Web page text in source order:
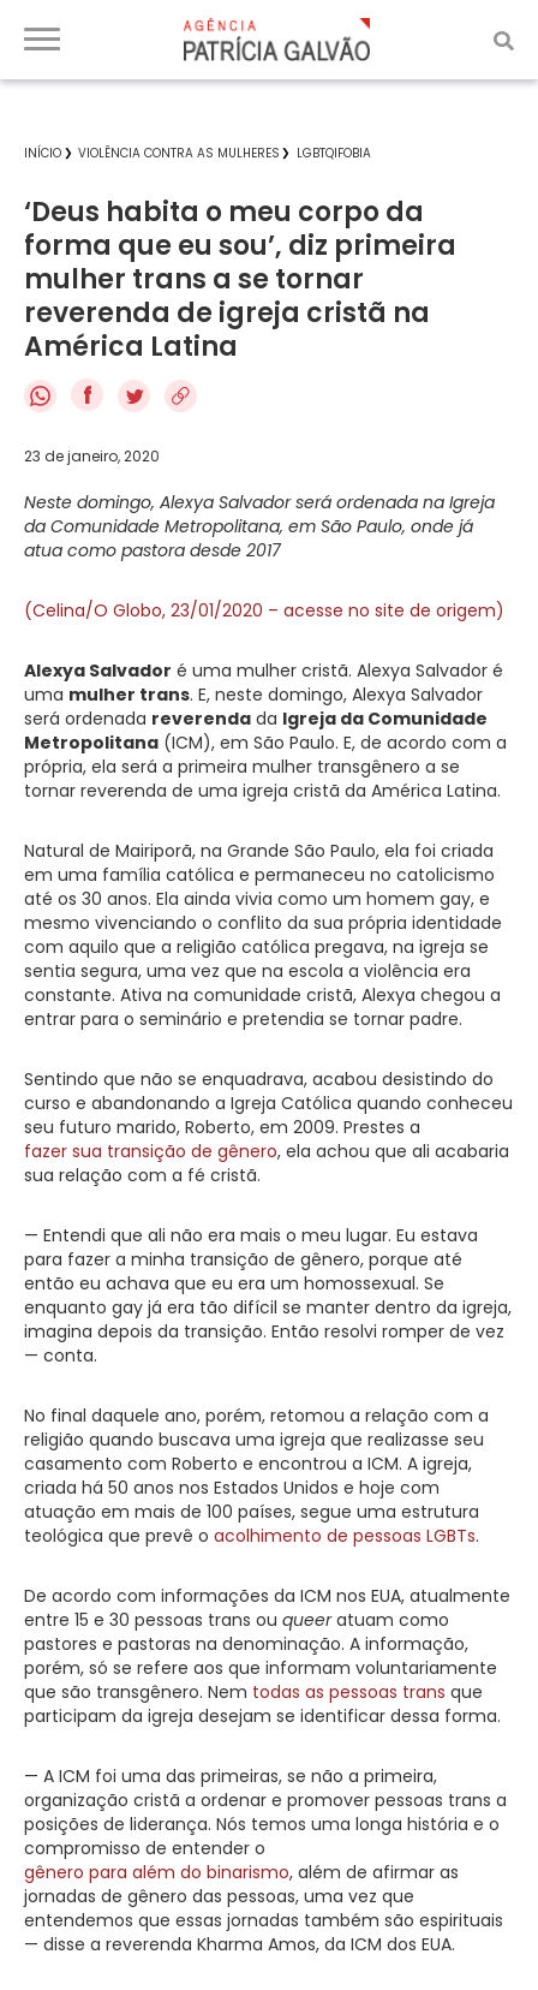
INÍCIO VIOLÊNCIA CONTRA AS MULHERES LGBTQIFOBIA
‘Deus habita o meu corpo da
forma que eu sou’, diz primeira
mulher trans a se tornar
reverenda de igreja cristã na
América Latina
f
23 de janeiro, 2020
Neste domingo, Alexya Salvador será ordenada na Igreja
da Comunidade Metropolitana, em São Paulo, onde já
atua como pastora desde 2017
(Celina/O Globo, 23/01/2020 – acesse no site de origem)
Alexya Salvador é uma mulher cristã. Alexya Salvador é
uma mulher trans. E, neste domingo, Alexya Salvador
será ordenada reverenda da Igreja da Comunidade
Metropolitana (ICM), em São Paulo. E, de acordo com a
própria, ela será a primeira mulher transgênero a se
tornar reverenda de uma igreja cristã da América Latina.
Natural de Mairiporã, na Grande São Paulo, ela foi criada
em uma família católica e permaneceu no catolicismo
até os 30 anos. Ela ainda vivia como um homem gay, e
mesmo vivenciando o conflito da sua própria identidade
com aquilo que a religião católica pregava, na igreja se
sentia segura, uma vez que na escola a violência era
constante. Ativa na comunidade cristã, Alexya chegou a
entrar para o seminário e pretendia se tornar padre.
Sentindo que não se enquadrava, acabou desistindo do
curso e abandonando a Igreja Católica quando conheceu
seu futuro marido, Roberto, em 2009. Prestes a
fazer sua transição de gênero, ela achou que ali acabaria
sua relação com a fé cristã.
— Entendi que ali não era mais o meu lugar. Eu estava
para fazer a minha transição de gênero, porque até
então eu achava que eu era um homossexual. Se
enquanto gay já era tão difícil se manter dentro da igreja,
imagina depois da transição. Então resolvi romper de vez
— conta.
No final daquele ano, porém, retomou a relação com a
religião quando buscava uma igreja que realizasse seu
casamento com Roberto e encontrou a ICM. A igreja,
criada há 50 anos nos Estados Unidos e hoje com
atuação em mais de 100 países, segue uma estrutura
teológica que prevê o acolhimento de pessoas LGBTs.
De acordo com informações da ICM nos EUA, atualmente
entre 15 e 30 pessoas trans ou queeratuam como
pastores e pastoras na denominação. A informação,
porém, só se refere aos que informam voluntariamente
que são transgênero. Nem todas as pessoas trans que
participam da igreja desejam se identificar dessa forma.
— A ICM foi uma das primeiras, se não a primeira,
organização cristã a ordenar e promover pessoas trans a
posições de liderança. Nós temos uma longa história e o
compromisso de entender o
gênero para além do binarismo, além de afirmar as
jornadas de gênero das pessoas, uma vez que
entendemos que essas jornadas também são espirituais
— disse a reverenda Kharma Amos, da ICM dos EUA.